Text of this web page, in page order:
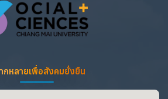
กหลายเพื่อสังคมยั่งยืน